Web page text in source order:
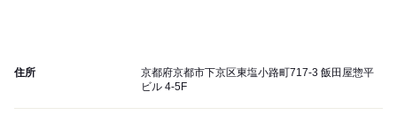
住所
京都府京都市下京区東塩小路町717-3 飯田屋惣平
ビル 4-5F